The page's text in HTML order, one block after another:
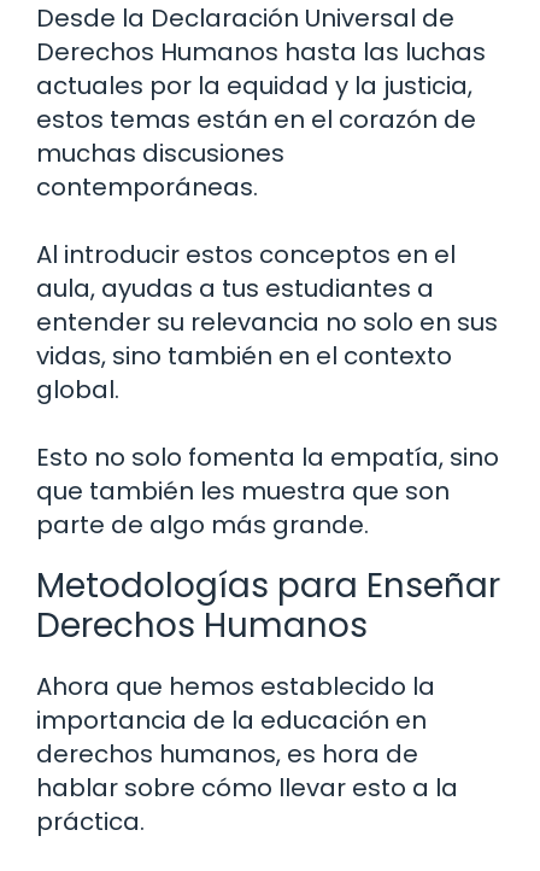
Desde la Declaración Universal de
Derechos Humanos hasta las luchas
actuales por la equidad y la justicia,
estos temas están en el corazón de
muchas discusiones
contemporáneas.
Al introducir estos conceptos en el
aula, ayudas a tus estudiantes a
entender su relevancia no solo en sus
vidas, sino también en el contexto
global.
Esto no solo fomenta la empatía, sino
que también les muestra que son
parte de algo más grande.
Metodologías para Enseñar
Derechos Humanos
Ahora que hemos establecido la
importancia de la educación en
derechos humanos, es hora de
hablar sobre cómo llevar esto a la
práctica.